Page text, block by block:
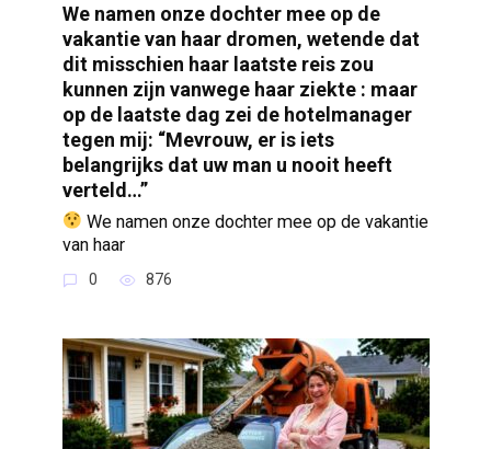
We namen onze dochter mee op de
vakantie van haar dromen, wetende dat
dit misschien haar laatste reis zou
kunnen zijn vanwege haar ziekte : maar
op de laatste dag zei de hotelmanager
tegen mij: “Mevrouw, er is iets
belangrijks dat uw man u nooit heeft
verteld…”
We namen onze dochter mee op de vakantie
van haar
0 876